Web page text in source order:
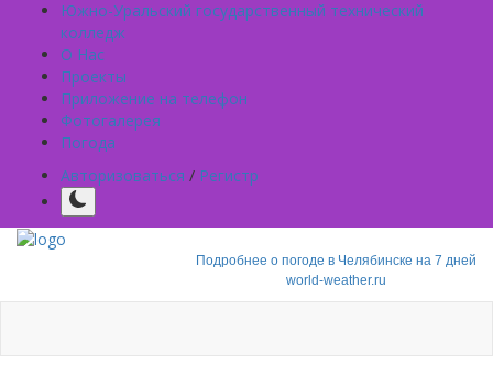
Южно-Уральский государственный технический
колледж
О Нас
Проекты
Приложение на телефон
Фотогалерея
Погода
Авторизоваться / Регистр
Подробнее о погоде в Челябинске на 7 дней
world-weather.ru